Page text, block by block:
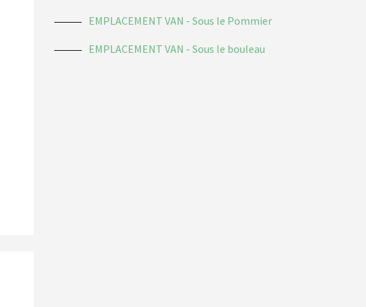
EMPLACEMENT VAN - Sous le Pommier
EMPLACEMENT VAN - Sous le bouleau